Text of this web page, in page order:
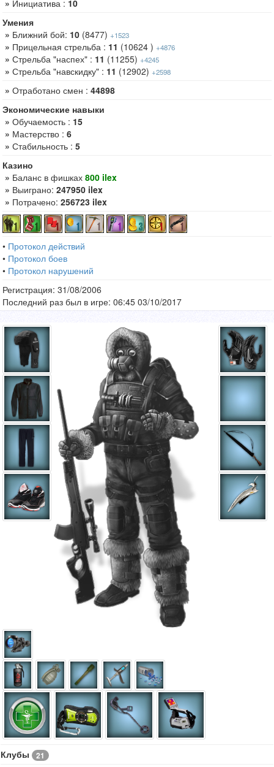
» Инициатива : 10
Умения
» Ближний бой: 10 (8477) +1523
» Прицельная стрельба : 11 (10624 ) +4876
» Стрельба "наспех" : 11 (11255) +4245
» Стрельба "навскидку" : 11 (12902) +2598
» Отработано смен : 44898
Экономические навыки
» Обучаемость : 15
» Мастерство : 6
» Стабильность : 5
Казино
» Баланс в фишках 800 ilex
» Выиграно: 247950 ilex
» Потрачено: 256723 ilex
• Протокол действий
• Протокол боев
• Протокол нарушений
Регистрация: 31/08/2006
Последний раз был в игре: 06:45 03/10/2017
Клубы 21